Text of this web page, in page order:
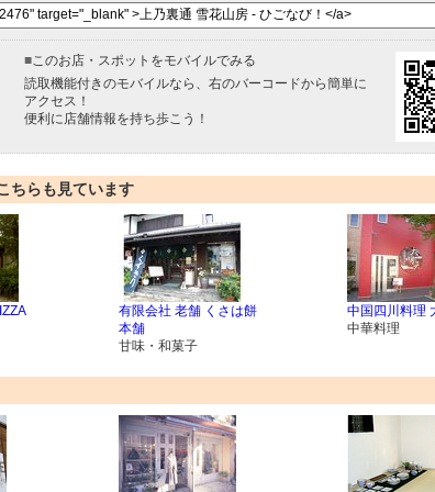
■ このお店・スポットをモバイルでみる
読取機能付きのモバイルなら、右のバーコードから簡単に
アクセス！
便利に店舗情報を持ち歩こう！
ちらも見ています
有限会社 老舗 くさは餅
本舗
甘味・和菓子
中国四川料理
中華料理